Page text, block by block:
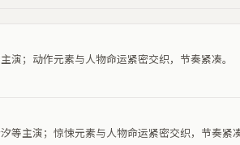
；动作元素与人物命运紧密交织，节奏紧凑。
主演；惊悚元素与人物命运紧密交织，节奏紧凑